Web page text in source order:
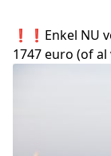
❗❗Enkel NU
1747 euro (of